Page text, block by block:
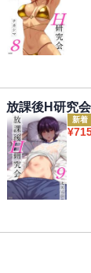
放課後H研究会
新着
¥